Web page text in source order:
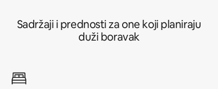
Sadržaji i prednosti za one koji planiraju
duži boravak